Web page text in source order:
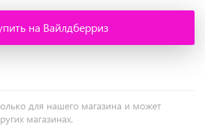
на Вайлдберриз
для нашего магазина и может
магазинах.